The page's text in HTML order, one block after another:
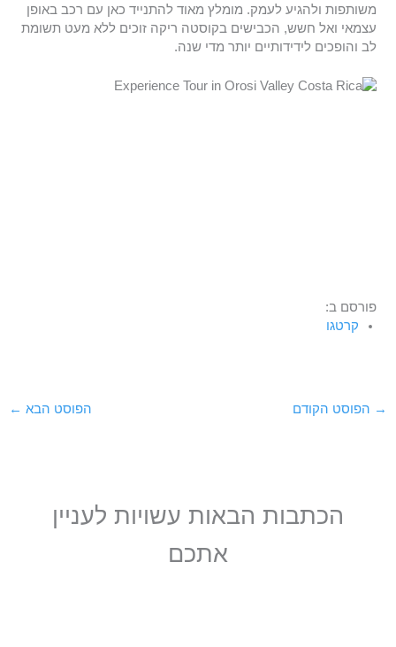
משותפות ולהגיע לעמק. מומלץ מאוד להתנייד כאן עם רכב באופן
עצמאי ואל חשש, הכבישים בקוסטה ריקה זוכים ללא מעט תשומת
לב והופכים לידידותיים יותר מדי שנה.
פורסם ב:
קרטגו
→ הפוסט הקודם הפוסט הבא ←
הכתבות הבאות עשויות לעניין
אתכם